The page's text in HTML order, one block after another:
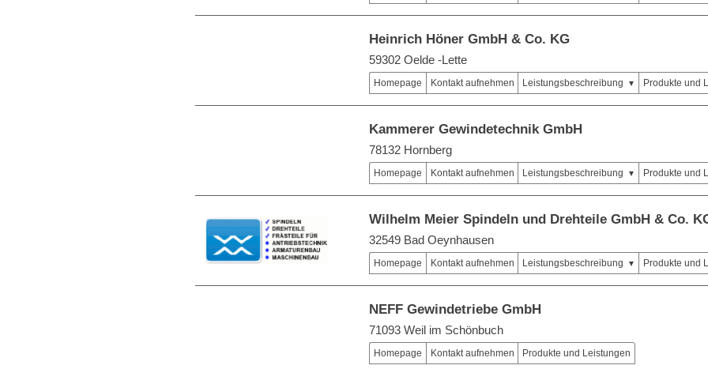
Heinrich Höner GmbH & Co. KG
59302 Oelde -Lette
Homepage Kontakt aufnehmen Leistungsbeschreibung Produkte und
Kammerer Gewindetechnik GmbH
78132 Hornberg
Homepage Kontakt aufnehmen Leistungsbeschreibung Produkte und
Wilhelm Meier Spindeln und Drehteile GmbH & Co.
32549 Bad Oeynhausen
Homepage Kontakt aufnehmen Leistungsbeschreibung Produkte und
NEFF Gewindetriebe GmbH
71093 Weil im Schönbuch
Homepage Kontakt aufnehmen Produkte und Leistungen